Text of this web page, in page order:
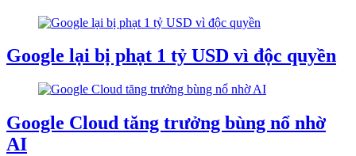
Google lại bị phạt 1 tỷ USD vì độc quyền
Google Cloud tăng trưởng bùng nổ nhờ
AI